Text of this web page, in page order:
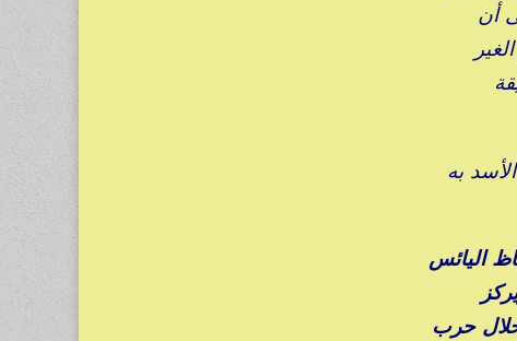
أن
به
اليائس
خلال حرب